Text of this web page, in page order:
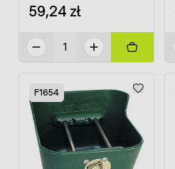
59,24 zł
F1654